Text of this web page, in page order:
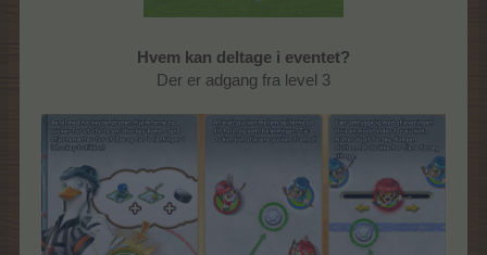
Hvem kan deltage i eventet?
Der er adgang fra level 3